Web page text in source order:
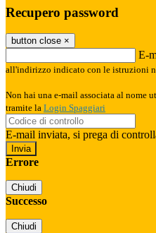
Recupero password
button close ×
E-
all'indirizzo indicato con le istruzioni
Non hai una e-mail associata al nome
tramite la Login Spaggiari
E-mail inviata, si prega di
Errore
Chiudi
Successo
Chiudi